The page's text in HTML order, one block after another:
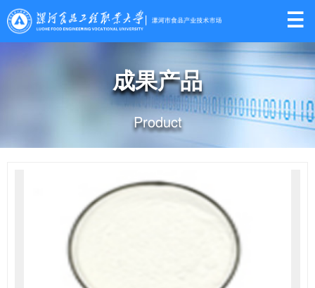

成果产品
Product